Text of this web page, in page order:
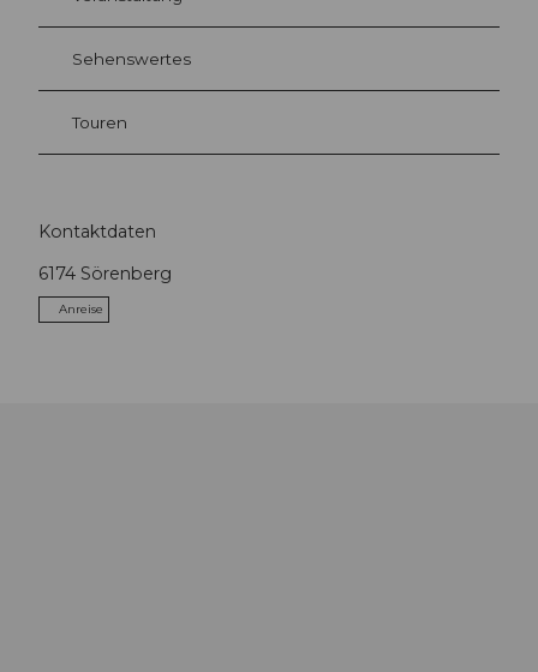
Sehenswertes
Touren
Kontaktdaten
6174 Sörenberg
Anreise